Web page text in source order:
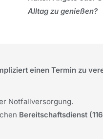
Alltag zu genießen?
einen Termin zu
Notfallversorgung.
Bereitschaftsdienst (116